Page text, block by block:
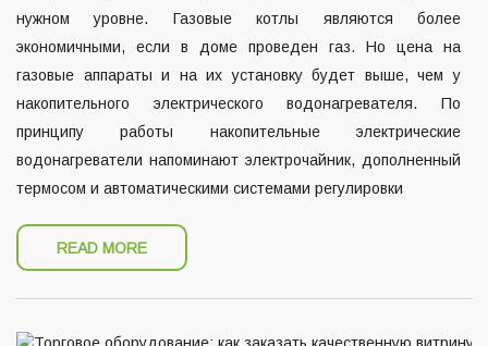
нужном уровне. Газовые котлы являются более
экономичными, если в доме проведен газ. Но цена на
газовые аппараты и на их установку будет выше, чем у
накопительного электрического водонагревателя. По
принципу работы накопительные электрические
водонагреватели напоминают электрочайник, дополненный
термосом и автоматическими системами регулировки
READ MORE